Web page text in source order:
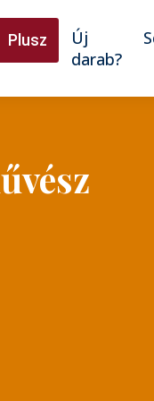
Plusz
Új
darab?